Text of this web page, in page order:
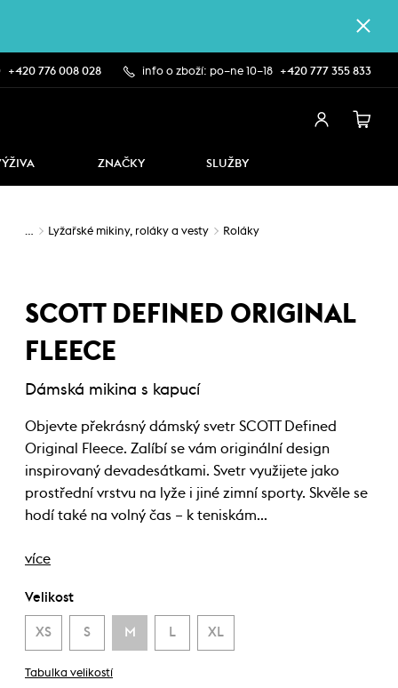
+420 776 008 028 info o zboží: po–ne 10–18 +420 777 355 833
ZNAČKY SLUŽBY
… Lyžařské mikiny, roláky a vesty Roláky
SCOTT DEFINED ORIGINAL
FLEECE
Dámská mikina s kapucí
Objevte překrásný dámský svetr SCOTT Defined
Original Fleece. Zalíbí se vám originální design
inspirovaný devadesátkami. Svetr využijete jako
prostřední vrstvu na lyže i jiné zimní sporty. Skvěle se
hodí také na volný čas – k teniskám…
více
Velikost
XS S M L XL
Tabulka velikostí